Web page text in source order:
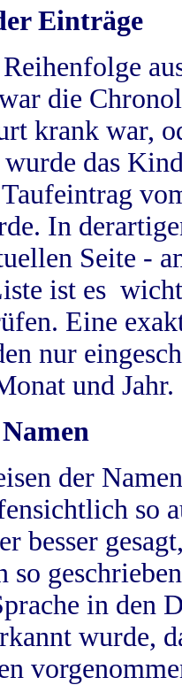
Einträge
die
krank war,
das
Taufeintrag
In
Seite -
ist es
Eine
nur
und Jahr.
der
so
besser
so
in
wurde,